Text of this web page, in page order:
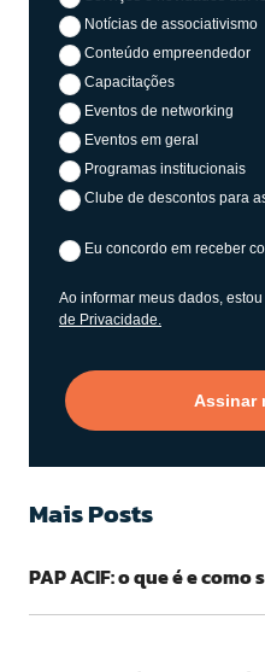
Notícias de associativismo
Conteúdo empreendedor
Capacitações
Eventos de networking
Eventos em geral
Programas institucionais
Clube de descontos para
Eu concordo em receber
Ao informar meus dados,
de Privacidade.
Assinar
Mais Posts
PAP ACIF: o que é e